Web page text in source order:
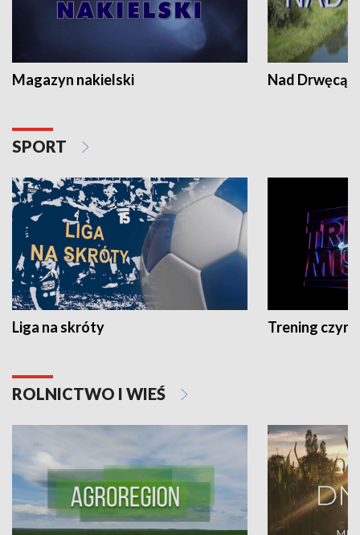
Magazyn nakielski Nad Drwęcą
SPORT
Liga na skróty Trening czyni
ROLNICTWO I WIEŚ